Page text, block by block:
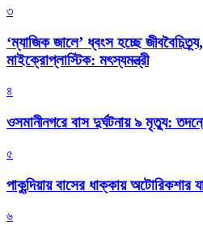
৩
‘ম্যাজিক জালে’ ধ্বংস হচ্ছে
মাইক্রোপ্লাস্টিক: মৎস্যমন্ত্রী
৪
ওসমানীনগরে বাস দুর্ঘটনায় ৯ মৃত্যু:
৫
পাকুন্দিয়ায় বাসের ধাক্কায় অটোরিকশার
৬